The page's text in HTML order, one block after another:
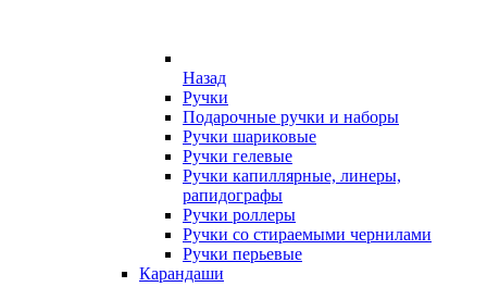
Назад
Ручки
Подарочные ручки и наборы
Ручки шариковые
Ручки гелевые
Ручки капиллярные, линеры,
рапидографы
Ручки роллеры
Ручки со стираемыми чернилами
Ручки перьевые
Карандаши